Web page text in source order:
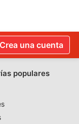
Crea una cuenta
populares